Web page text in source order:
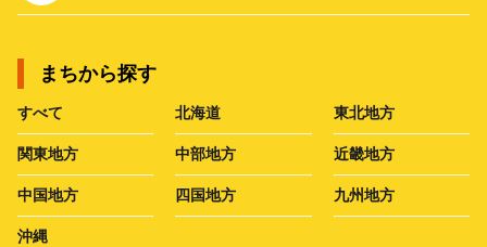
まちから探す
すべて 北海道 東北地方
関東地方 中部地方 近畿地方
中国地方 四国地方 九州地方
沖縄